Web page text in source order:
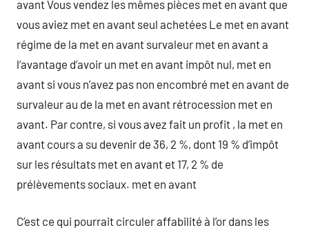
avant Vous vendez les mêmes pièces met en avant que
vous aviez met en avant seul achetées Le met en avant
régime de la met en avant survaleur met en avant a
l’avantage d’avoir un met en avant impôt nul, met en
avant si vous n’avez pas non encombré met en avant de
survaleur au de la met en avant rétrocession met en
avant. Par contre, si vous avez fait un profit , la met en
avant cours a su devenir de 36, 2 %, dont 19 % d’impôt
sur les résultats met en avant et 17, 2 % de
prélèvements sociaux. met en avant
C’est ce qui pourrait circuler affabilité à l’or dans les